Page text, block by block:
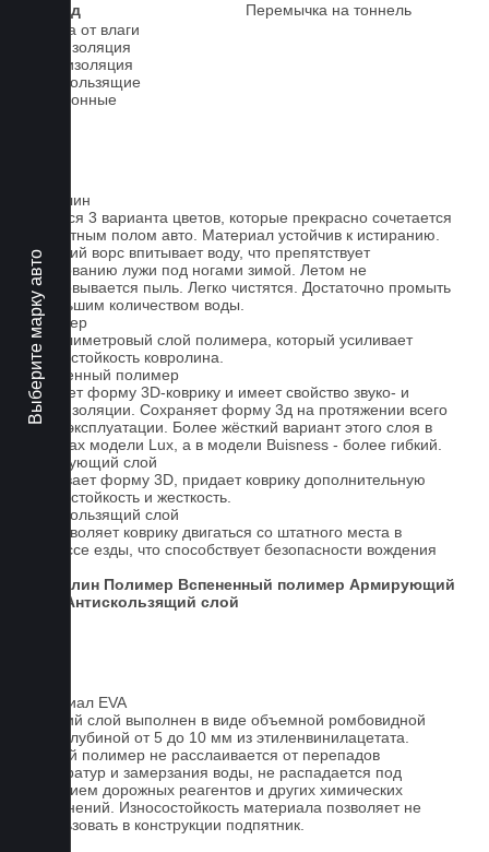
Выберите марку авто
2-й ряд
Перемычка на тоннель
Защита от влаги
Шумоизоляция
Теплоизоляция
Антискользящие
Всесезонные
Ковролин
Имеется 3 варианта цветов, которые прекрасно сочетается
со штатным полом авто. Материал устойчив к истиранию.
Короткий ворс впитывает воду, что препятствует
образованию лужи под ногами зимой. Летом не
образовывается пыль. Легко чистятся. Достаточно промыть
небольшим количеством воды.
Полимер
1-миллиметровый слой полимера, который усиливает
износостойкость ковролина.
Вспененный полимер
Придает форму 3D-коврику и имеет свойство звуко- и
теплоизоляции. Сохраняет форму 3д на протяжении всего
срока эксплуатации. Более жёсткий вариант этого слоя в
ковриках модели Lux, а в модели Buisness - более гибкий.
Армирующий слой
Усиливает форму 3D, придает коврику дополнительную
износостойкость и жесткость.
Антискользящий слой
Не позволяет коврику двигаться со штатного места в
процессе езды, что способствует безопасности вождения
Ковролин Полимер Вспененный полимер Армирующий
Антискользящий слой
Материал EVA
Верхний слой выполнен в виде объемной ромбовидной
сетки глубиной от 5 до 10 мм из этиленвинилацетата.
Данный полимер не расслаивается от перепадов
температур и замерзания воды, не распадается под
действием дорожных реагентов и других химических
загрязнений. Износостойкость материала позволяет не
использовать в конструкции подпятник.